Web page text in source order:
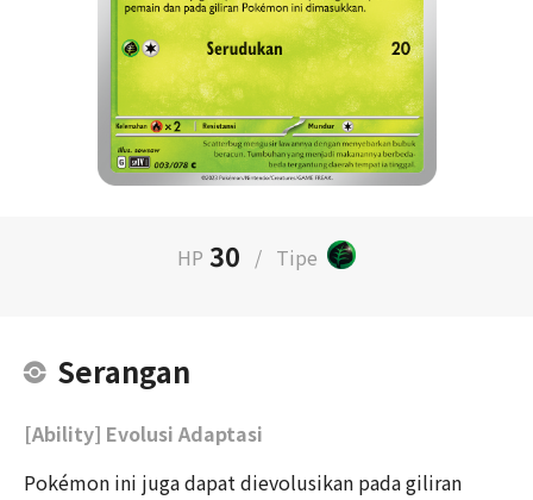
HP 30 / Tipe
Serangan
[Ability] Evolusi Adaptasi
Pokémon ini juga dapat dievolusikan pada giliran